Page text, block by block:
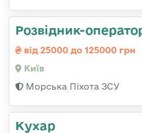
Розвідник-
від 25000 до 125000 грн
Київ
Морська Піхота ЗСУ
Кухар